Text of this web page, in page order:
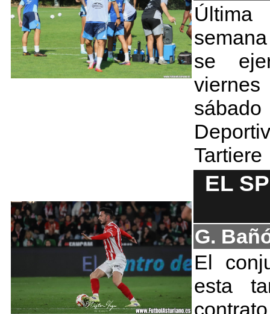
se
Tartiere
EL
G.
El
esta